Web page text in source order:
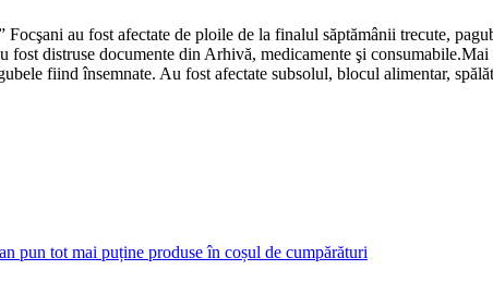
au fost afectate de ploile de la finalul săptămânii trecute,
fost distruse documente din Arhivă, medicamente şi
fiind însemnate. Au fost afectate subsolul, blocul alimentar,
pun tot mai puține produse în coșul de cumpărături